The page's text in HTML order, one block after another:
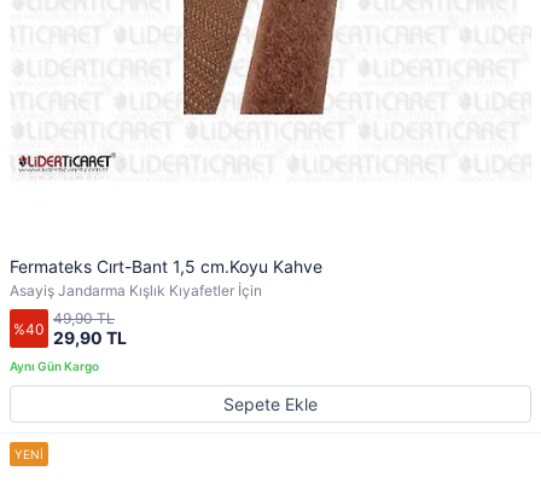
Fermateks Cırt-Bant 1,5 cm.Koyu Kahve
Asayiş Jandarma Kışlık Kıyafetler İçin
%40 29,90 TL
49,90 TL
Sepete Ekle